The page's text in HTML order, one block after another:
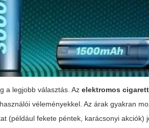
a legjobb választás. Azelektromos
véleményekkel. Az árak gyakran
(például fekete péntek, karácsonyi